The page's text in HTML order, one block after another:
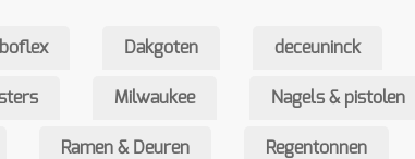
Dakgoten deceuninck
Milwaukee Nagels & pistolen
Ramen & Deuren Regentonnen